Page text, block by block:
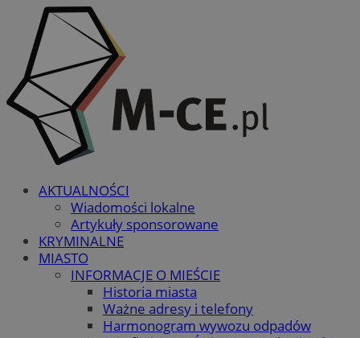
AKTUALNOŚCI
Wiadomości lokalne
Artykuły sponsorowane
KRYMINALNE
MIASTO
INFORMACJE O MIEŚCIE
Historia miasta
Ważne adresy i telefony
Harmonogram wywozu odpadów